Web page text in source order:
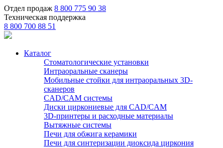
Отдел продаж 8 800 775 90 38
Техническая поддержка
8 800 700 88 51
Каталог
Стоматологические установки
Интраоральные сканеры
Мобильные стойки для интраоральных 3D-
сканеров
CAD/CAM системы
Диски циркониевые для CAD/CAM
3D-принтеры и расходные материалы
Вытяжные системы
Печи для обжига керамики
Печи для синтеризации диоксида циркония